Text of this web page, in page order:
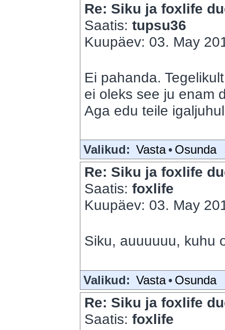
Re: Siku ja foxlife
Saatis: tupsu36
Kuupäev: 03. May
Ei pahanda.
ei oleks see ju enam
Aga edu teile
Valikud: Vasta • Osunda
Re: Siku ja foxlife
Saatis: foxlife
Kuupäev: 03. May
Siku, auuuuuu, kuhu
Valikud: Vasta • Osunda
Re: Siku ja foxlife
Saatis: foxlife